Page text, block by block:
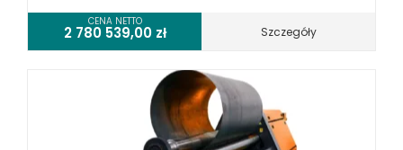
WIERTARKO - FREZARKI STOŁOWE DO METALU, WIELOFUNKCYJNE
WYKRAWARKI DO BLACHY, PNEUMATYCZNE
WYPOSAŻENIE DODATKOWE METALLKRAFT
WYPOSAŻENIE DODATKOWE OPTIMUM
CENA NETTO
2 780 539,00 zł Szczegóły